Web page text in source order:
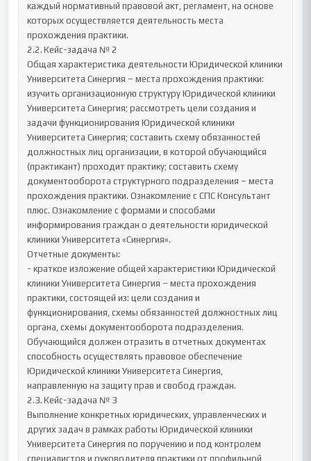
каждый нормативный правовой акт, регламент, на основе
которых осуществляется деятельность места
прохождения практики.
2.2.	Кейс-задача № 2
Общая характеристика деятельности Юридической клиники
Университета Синергия – места прохождения практики:
изучить организационную структуру Юридической клиники
Университета Синергия; рассмотреть цели создания и
задачи функционирования Юридической клиники
Университета Синергия; составить схему обязанностей
должностных лиц организации, в которой обучающийся
(практикант) проходит практику; составить схему
документооборота структурного подразделения – места
прохождения практики. Ознакомление с СПС Консультант
плюс. Ознакомление с формами и способами
информирования граждан о деятельности юридической
клиники Университета «Синергия».
Отчетные документы:
- краткое изложение общей характеристики Юридической
клиники Университета Синергия – места прохождения
практики, состоящей из: цели создания и
функционирования, схемы обязанностей должностных лиц
органа, схемы документооборота подразделения.
Обучающийся должен отразить в отчетных документах
способность осуществлять правовое обеспечение
Юридической клиники Университета Синергия,
направленную на защиту прав и свобод граждан.
2.3.	Кейс-задача № 3
Выполнение конкретных юридических, управленческих и
других задач в рамках работы Юридической клиники
Университета Синергия по поручению и под контролем
специалистов и руководителя практики от профильной